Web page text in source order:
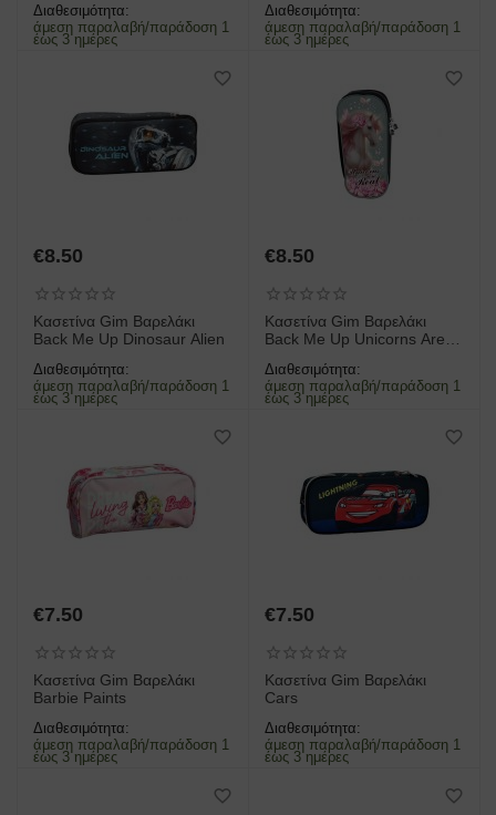
Διαθεσιμότητα:
άμεση παραλαβή/παράδοση 1
έως 3 ημέρες
Διαθεσιμότητα:
άμεση παραλαβή/παράδοση 1
έως 3 ημέρες
€8.50
Κασετίνα Gim Βαρελάκι
Back Me Up Dinosaur Alien
Διαθεσιμότητα:
άμεση παραλαβή/παράδοση 1
έως 3 ημέρες
€8.50
Κασετίνα Gim Βαρελάκι
Back Me Up Unicorns Are
Διαθεσιμότητα:
άμεση παραλαβή/παράδοση 1
έως 3 ημέρες
€7.50
Κασετίνα Gim Βαρελάκι
Barbie Paints
Διαθεσιμότητα:
άμεση παραλαβή/παράδοση 1
έως 3 ημέρες
€7.50
Κασετίνα Gim Βαρελάκι
Cars
Διαθεσιμότητα:
άμεση παραλαβή/παράδοση 1
έως 3 ημέρες